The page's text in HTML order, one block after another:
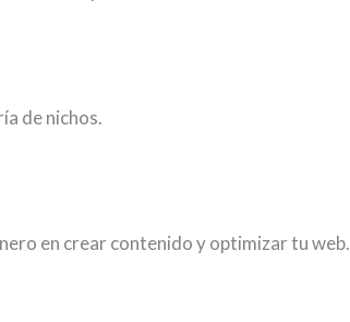
de nichos.
en crear contenido y optimizar tu web.